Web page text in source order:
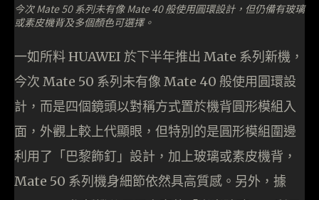
今次 Mate 50 系列未有像 Mate 40 般使用圓環設計，但仍備有玻璃
或素皮機背及多個顏色可選擇。
一如所料 HUAWEI 於下半年推出 Mate 系列新機，
今次 Mate 50 系列未有像 Mate 40 般使用圓環設
計，而是四個鏡頭以對稱方式置於機背圓形模組入
面，外觀上較上代顯眼，但特別的是圓形模組圍邊
利用了「巴黎飾釘」設計，加上玻璃或素皮機背，
Mate 50 系列機身細節依然具高質感。另外，據